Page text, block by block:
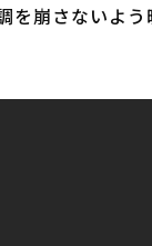
を崩さないよ